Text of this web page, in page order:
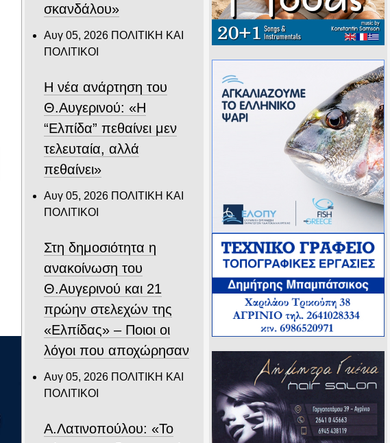
σκανδάλου»
Αυγ 05, 2026 ΠΟΛΙΤΙΚΗ ΚΑΙ
ΠΟΛΙΤΙΚΟΙ
Η νέα ανάρτηση του
Θ.Αυγερινού: «Η
“Ελπίδα” πεθαίνει μεν
τελευταία, αλλά
πεθαίνει»
Αυγ 05, 2026 ΠΟΛΙΤΙΚΗ ΚΑΙ
ΠΟΛΙΤΙΚΟΙ
Στη δημοσιότητα η
ανακοίνωση του
Θ.Αυγερινού και 21
πρώην στελεχών της
«Ελπίδας» – Ποιοι οι
λόγοι που αποχώρησαν
Αυγ 05, 2026 ΠΟΛΙΤΙΚΗ ΚΑΙ
ΠΟΛΙΤΙΚΟΙ
Α.Λατινοπούλου: «Το